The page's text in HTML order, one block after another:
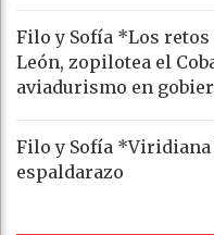
Filo y Sofía *Los retos
León, zopilotea el
aviadurismo en
Filo y Sofía
espaldarazo